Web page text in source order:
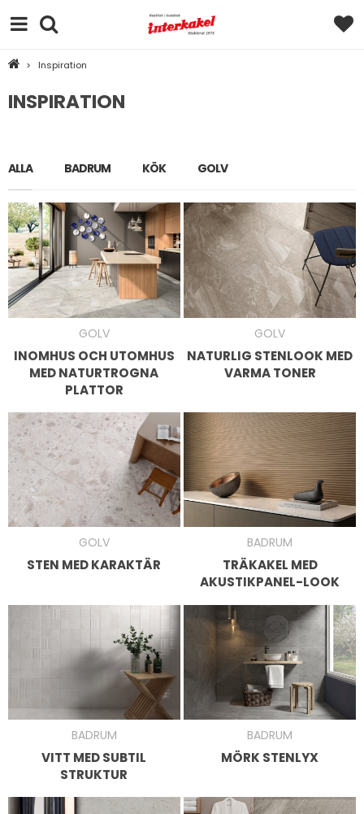
> Inspiration
INSPIRATION
ALLA BADRUM KÖK GOLV
GOLV
INOMHUS OCH UTOMHUS
MED NATURTROGNA
PLATTOR
GOLV
NATURLIG STENLOOK MED
VARMA TONER
GOLV
STEN MED KARAKTÄR
BADRUM
TRÄKAKEL MED
AKUSTIKPANEL-LOOK
BADRUM
VITT MED SUBTIL
STRUKTUR
BADRUM
MÖRK STENLYX